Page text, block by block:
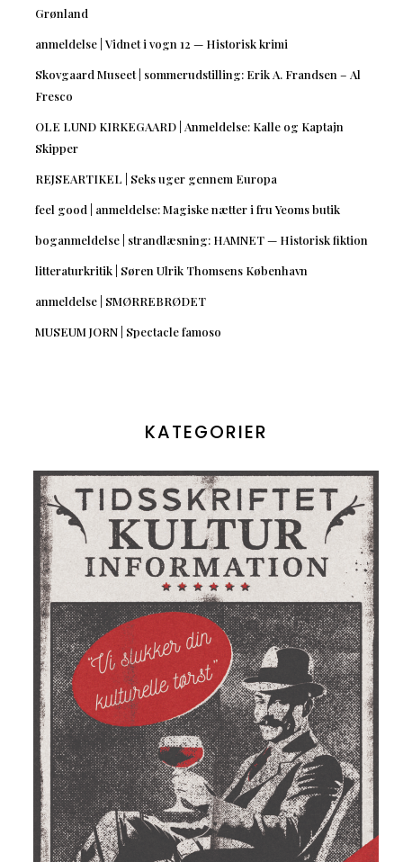
Grønland
anmeldelse | Vidnet i vogn 12 — Historisk krimi
Skovgaard Museet | sommerudstilling: Erik A. Frandsen – Al
Fresco
OLE LUND KIRKEGAARD | Anmeldelse: Kalle og Kaptajn
Skipper
REJSEARTIKEL | Seks uger gennem Europa
feel good | anmeldelse: Magiske nætter i fru Yeoms butik
boganmeldelse | strandlæsning: HAMNET — Historisk fiktion
litteraturkritik | Søren Ulrik Thomsens København
anmeldelse | SMØRREBRØDET
MUSEUM JORN | Spectacle famoso
KATEGORIER